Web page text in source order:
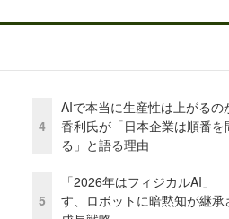
4
AIで本当に生産性は上がる
香利氏が「日本企業は順番を
る」と語る理由
5
「2026年はフィジカルAI」
す、ロボットに暗黙知が継